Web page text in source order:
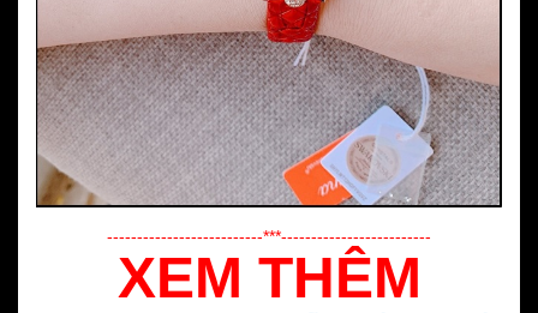
--------------------------***-------------------------
XEM THÊM